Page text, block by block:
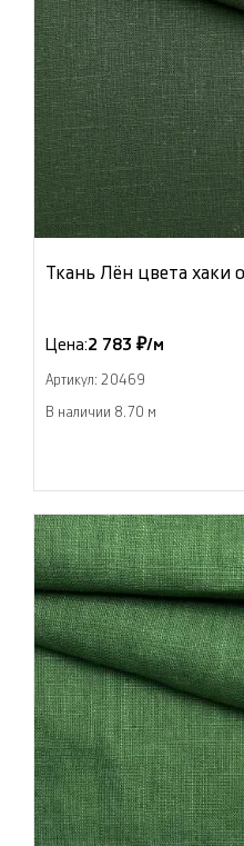
Ткань Лён цвета
Цена:2 783 ₽/м
Артикул: 20469
В наличии 8.70 м